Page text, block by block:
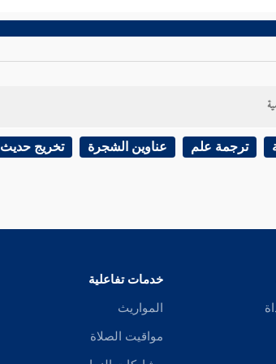
ترجمة علم عناوين الشجرة تخريج حديث
خدمات تفاعلية
المواريث
مواقيت الصلاة